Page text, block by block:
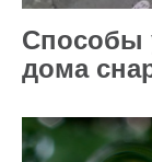
Способы
дома